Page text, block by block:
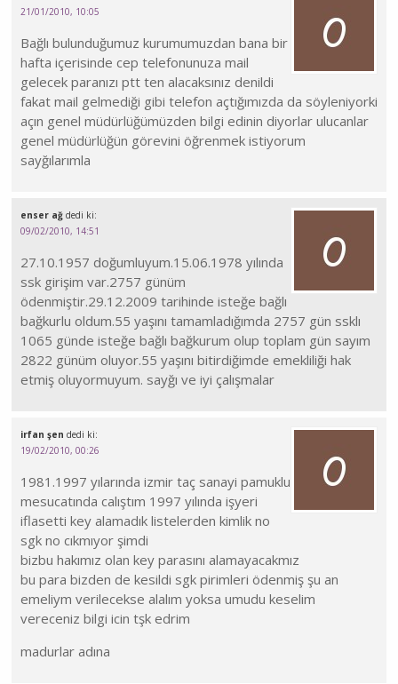
21/01/2010, 10:05
Bağlı bulunduğumuz kurumumuzdan bana bir
hafta içerisinde cep telefonunuza mail
gelecek paranızı ptt ten alacaksınız denildi
fakat mail gelmediği gibi telefon açtığımızda da söyleniyorki
açın genel müdürlüğümüzden bilgi edinin diyorlar ulucanlar
genel müdürlüğün görevini öğrenmek istiyorum
sayğılarımla
enser ağ dedi ki:
09/02/2010, 14:51
27.10.1957 doğumluyum.15.06.1978 yılında
ssk girişim var.2757 günüm
ödenmiştir.29.12.2009 tarihinde isteğe bağlı
bağkurlu oldum.55 yaşını tamamladığımda 2757 gün ssklı
1065 günde isteğe bağlı bağkurum olup toplam gün sayım
2822 günüm oluyor.55 yaşını bitirdiğimde emekliliği hak
etmiş oluyormuyum. sayğı ve iyi çalışmalar
irfan şen dedi ki:
19/02/2010, 00:26
1981.1997 yılarında izmir taç sanayi pamuklu
mesucatında calıştım 1997 yılında işyeri
iflasetti key alamadık listelerden kimlik no
sgk no cıkmıyor şimdi
bizbu hakımız olan key parasını alamayacakmız
bu para bizden de kesildi sgk pirimleri ödenmiş şu an
emeliym verilecekse alalım yoksa umudu keselim
vereceniz bilgi icin tşk edrim
madurlar adına